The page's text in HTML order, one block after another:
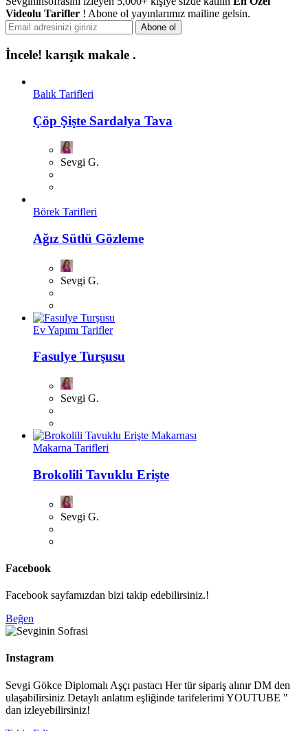
Videolu Tarifler ! Abone ol yayınlarımız mailine gelsin.
İncele! karışık makale .
Balık Tarifleri
Çöp Şişte Sardalya Tava
Sevgi G.
Börek Tarifleri
Ağız Sütlü Gözleme
Sevgi G.
Ev Yapımı Tarifler
Fasulye Turşusu
Sevgi G.
Makarna Tarifleri
Brokolili Tavuklu Erişte
Sevgi G.
Facebook
Facebook sayfamızdan bizi takip edebilirsiniz.!
Beğen
Instagram
Sevgi Gökce Diplomalı Aşçı pastacı Her tür sipariş alınır DM den
ulaşabilirsiniz Detaylı anlatım eşliğinde tarifelerimi YOUTUBE "
dan izleyebilirsiniz!